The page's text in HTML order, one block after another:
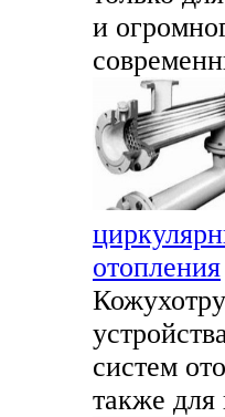
и
отопления
систем
также